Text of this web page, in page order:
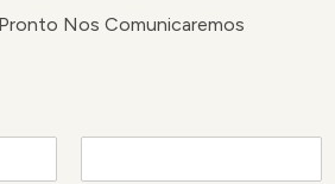
Nos Comunicaremos